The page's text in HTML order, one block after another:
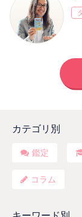
カテゴリ別
鑑定
コラム